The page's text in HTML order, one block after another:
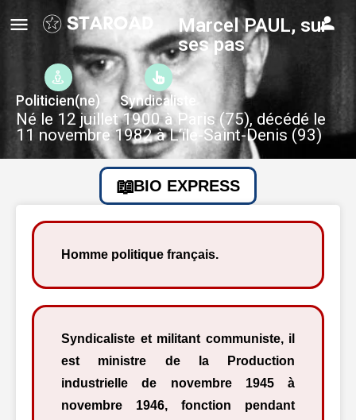
Marcel PAUL, sur
ses pas
Politicien(ne) Syndicaliste
Né le 12 juillet 1900 à Paris (75), décédé le
11 novembre 1982 à L’ïle-Saint-Denis (93)
BIO EXPRESS
Homme politique français.
Syndicaliste et militant communiste, il
est ministre de la Production
industrielle de novembre 1945 à
novembre 1946, fonction pendant